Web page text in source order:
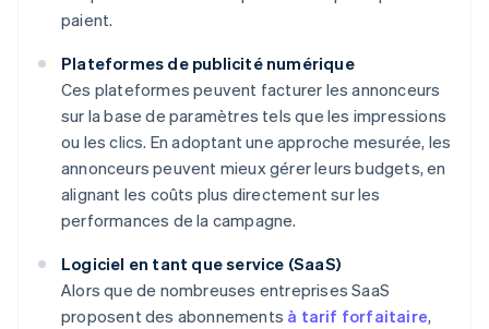
paient.
Plateformes de publicité numérique
Ces plateformes peuvent facturer les annonceurs
sur la base de paramètres tels que les impressions
ou les clics. En adoptant une approche mesurée, les
annonceurs peuvent mieux gérer leurs budgets, en
alignant les coûts plus directement sur les
performances de la campagne.
Logiciel en tant que service (SaaS)
Alors que de nombreuses entreprises SaaS
proposent des abonnements à tarif forfaitaire,